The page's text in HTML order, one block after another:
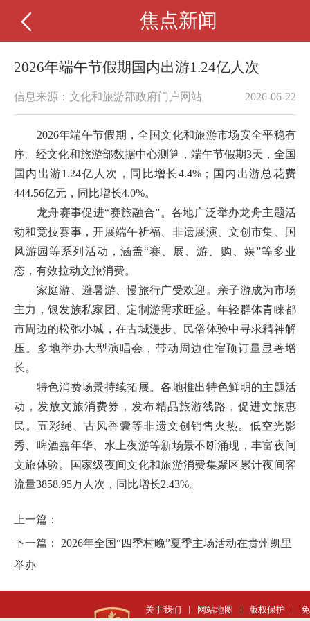
焦点新闻
2026年端午节假期国内出游1.24亿人次
信息来源：文化和旅游部政府门户网站 2026-06-22
2026年端午节假期，全国文化和旅游市场安全平稳有
序。经文化和旅游部数据中心测算，端午节假期3天，全国
国内出游1.24亿人次，同比增长4.4%；国内出游总花费
444.56亿元，同比增长4.0%。
龙舟赛事促进“赛旅融合”。各地广泛举办龙舟主题活
动和竞技赛事，开展端午祈福、非遗展演、文创市集、国
风游园等系列活动，涵盖“赛、展、游、购、娱”等多业
态，有效拉动文旅消费。
家庭游、避暑游、慢旅行广受欢迎。亲子游成为市场
主力，银发族私家团、定制游需求旺盛。年轻群体青睐都
市周边的松弛小城，在古城漫步、民俗体验中寻求精神解
压。多地举办大型演唱会，带动周边住宿预订量显著增
长。
特色消费场景持续拓展。各地推出特色鲜明的主题活
动，发放文旅消费券，发布精品旅游线路，促进文旅惠
民。五彩绳、古风香囊等非遗文创销售火热。低空光影
秀、啤酒嘉年华、水上夜游等新场景不断涌现，丰富夜间
文旅体验。国家级夜间文化和旅游消费集聚区累计夜间客
流量3858.95万人次，同比增长2.43%。
上一篇：
下一篇： 2026年全国“四季村晚”夏季主场活动在贵州凯里
举办